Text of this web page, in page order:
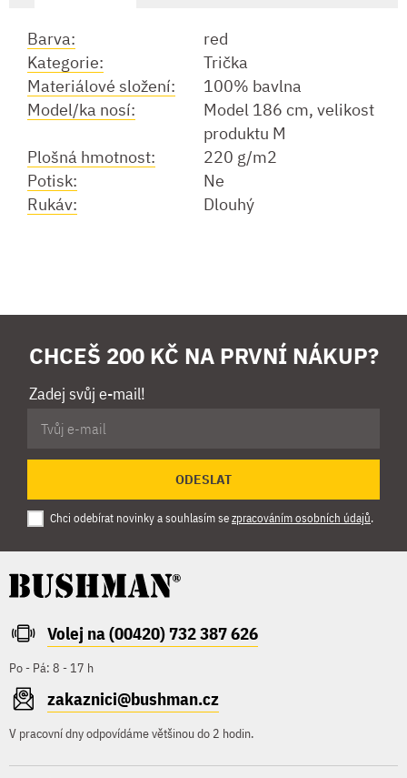
Barva:
red
Kategorie:
Trička
Materiálové složení:
100% bavlna
Model/ka nosí:
Model 186 cm, velikost
produktu M
Plošná hmotnost:
220 g/m2
Potisk:
Ne
Rukáv:
Dlouhý
CHCEŠ 200 KČ NA PRVNÍ NÁKUP?
Zadej svůj e-mail!
ODESLAT
Chci odebírat novinky a souhlasím sezpracováním osobních údajů.
Volej na (00420) 732 387 626
Po - Pá: 8 - 17 h
zakaznici@bushman.cz
V pracovní dny odpovídáme většinou do 2 hodin.